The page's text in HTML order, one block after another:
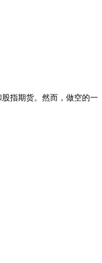
指期货。然而，做空的一